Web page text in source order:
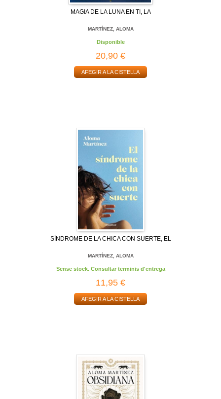
MAGIA DE LA LUNA EN TI, LA
MARTÍNEZ, ALOMA
Disponible
20,90 €
AFEGIR A LA CISTELLA
SÍNDROME DE LA CHICA CON SUERTE, EL
MARTÍNEZ, ALOMA
Sense stock. Consultar terminis d'entrega
11,95 €
AFEGIR A LA CISTELLA